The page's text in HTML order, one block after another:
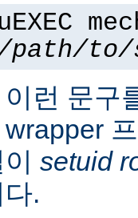
path/to/
런 문구
setuid
.